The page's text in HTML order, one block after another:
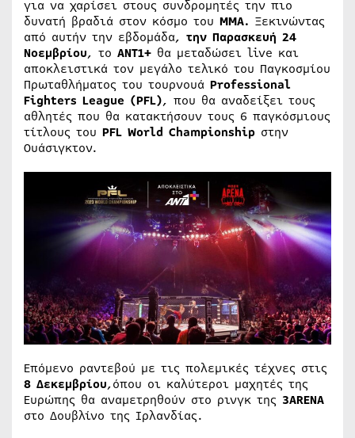
για να χαρίσει στους συνδρομητές την πιο
δυνατή βραδιά στον κόσμο του ΜΜΑ. Ξεκινώντας
από αυτήν την εβδομάδα, την Παρασκευή 24
Νοεμβρίου, το ΑΝΤ1+ θα μεταδώσει live και
αποκλειστικά τον μεγάλο τελικό του Παγκοσμίου
Πρωταθλήματος του τουρνουά Professional
Fighters League (PFL), που θα αναδείξει τους
αθλητές που θα κατακτήσουν τους 6 παγκόσμιους
τίτλους του PFL World Championship στην
Ουάσιγκτον.
Επόμενο ραντεβού με τις πολεμικές τέχνες στις
8 Δεκεμβρίου,όπου οι καλύτεροι μαχητές της
Ευρώπης θα αναμετρηθούν στο ρινγκ της 3ARENA
στο Δουβλίνο της Ιρλανδίας.